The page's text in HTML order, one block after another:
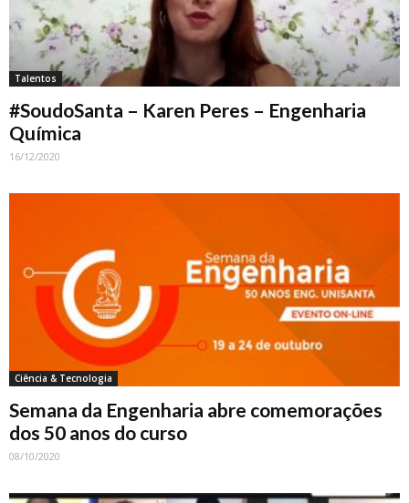
Talentos
#SoudoSanta – Karen Peres – Engenharia
Química
16/12/2020
Ciência & Tecnologia
Semana da Engenharia abre comemorações
dos 50 anos do curso
08/10/2020